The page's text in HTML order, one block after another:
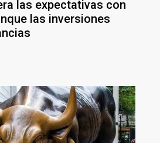
las expectativas con
las inversiones